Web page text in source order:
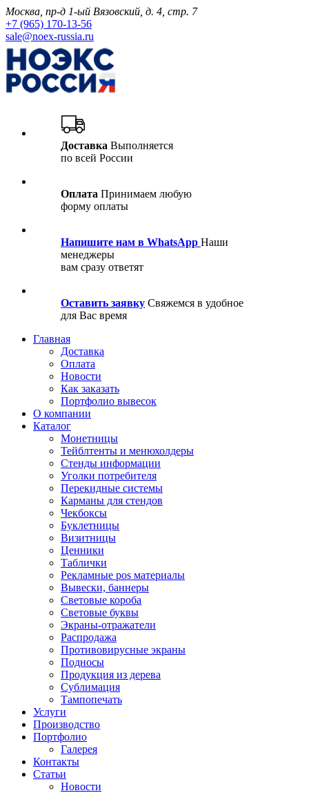
Москва, пр-д 1-ый Вязовский, д. 4, стр. 7
+7 (965) 170-13-56
sale@noex-russia.ru
Доставка Выполняется
по всей России
Оплата Принимаем любую
форму оплаты
Напишите нам в WhatsApp Наши
менеджеры
вам сразу ответят
Оставить заявку Свяжемся в удобное
для Вас время
Главная
Доставка
Оплата
Новости
Как заказать
Портфолио вывесок
О компании
Каталог
Монетницы
Тейблтенты и менюхолдеры
Стенды информации
Уголки потребителя
Перекидные системы
Карманы для стендов
Чекбоксы
Буклетницы
Визитницы
Ценники
Таблички
Рекламные pos материалы
Вывески, баннеры
Световые короба
Световые буквы
Экраны-отражатели
Распродажа
Противовирусные экраны
Подносы
Продукция из дерева
Сублимация
Тампопечать
Услуги
Производство
Портфолио
Галерея
Контакты
Статьи
Новости